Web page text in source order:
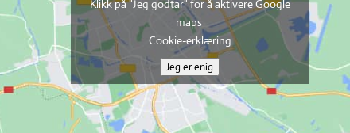
Klikk på "Jeg godtar" for å aktivere Google
maps
Cookie-erklæring
Jeg er enig